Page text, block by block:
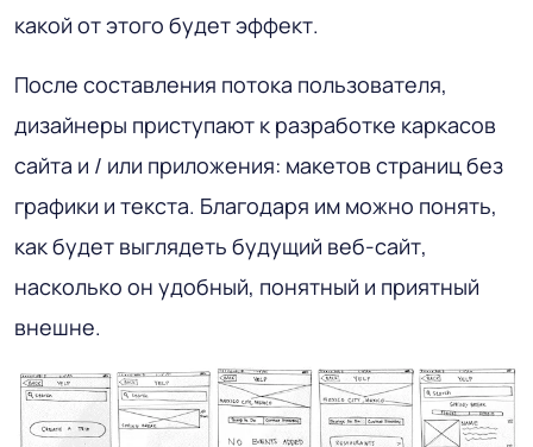
какой от этого будет эффект.
После составления потока пользователя,
дизайнеры приступают к разработке каркасов
сайта и / или приложения: макетов страниц без
графики и текста. Благодаря им можно понять,
как будет выглядеть будущий веб-сайт,
насколько он удобный, понятный и приятный
внешне.